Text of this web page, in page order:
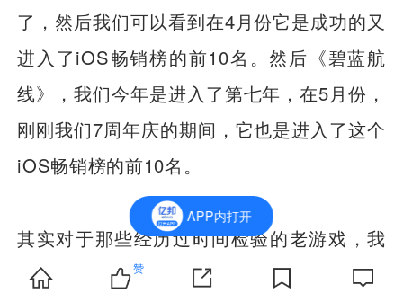
了，然后我们可以看到在4月份它是成功的又
进入了iOS畅销榜的前10名。然后《碧蓝航
线》，我们今年是进入了第七年，在5月份，
刚刚我们7周年庆的期间，它也是进入了这个
iOS畅销榜的前10名。
其实对于那些经历过时间检验的老游戏，我
认为把它们做得更好，它在效率上其实是好
APP内打开
赞